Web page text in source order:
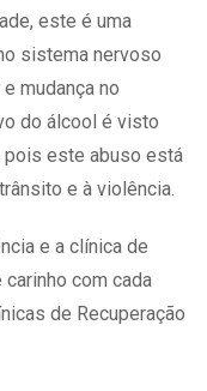
este é uma
sistema nervoso
mudança no
do álcool é visto
pois este abuso está
e à violência.
e a clínica de
com cada
de Recuperação